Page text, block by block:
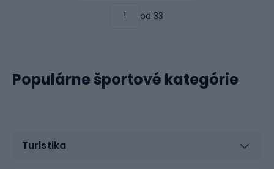
od 33
Populárne športové kategórie
Turistika